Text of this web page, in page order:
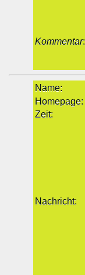
Kommentar:
Name:
Homepage:
Zeit:
Nachricht: